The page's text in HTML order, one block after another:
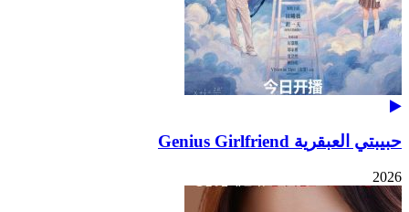
حبيبتي العبقرية Genius Girlfriend
2026